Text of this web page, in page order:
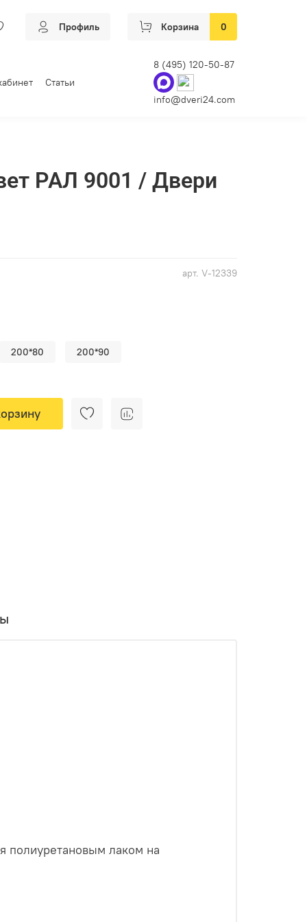
Профиль Корзина 0
Статьи
8 (495) 120-50-87
info@dveri24.com
арт. V-12339
РАЛ 9001 / Двери
200*80 200*90
полиуретановым лаком на